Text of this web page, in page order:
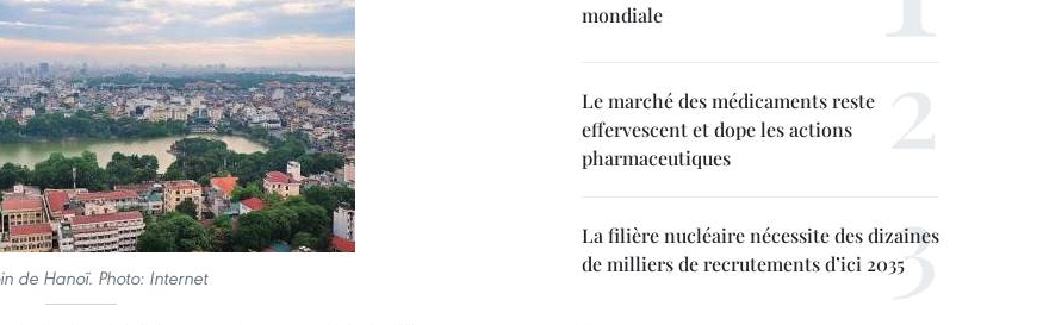
de Hanoï. Photo: Internet
mondiale
Le marché des médicaments reste
effervescent et dope les actions
pharmaceutiques
La filière nucléaire nécessite des dizaines
de milliers de recrutements d’ici 2035